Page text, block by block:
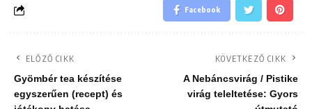
Facebook
ELŐZŐ CIKK
Gyömbér tea készítése
egyszerűen (recept) és
KÖVETKEZŐ CIKK
A Nebáncsvirág / Pistike
virág teleltetése: Gyors